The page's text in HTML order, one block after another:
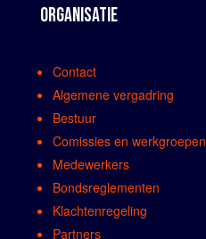
ORGANISATIE
Contact
Algemene vergadring
Bestuur
Comissies en werkgroepen
Medewerkers
Bondsreglementen
Klachtenregeling
Partners